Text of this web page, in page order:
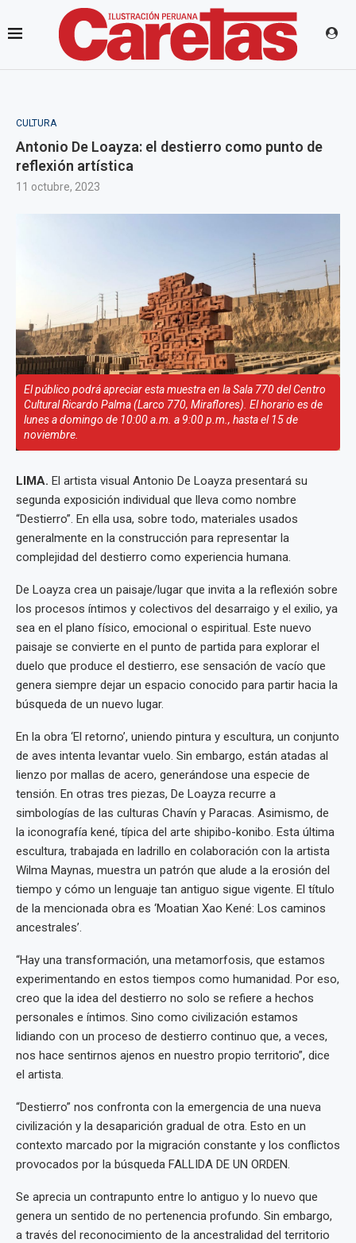
CULTURA
Antonio De Loayza: el destierro como punto de
reflexión artística
11 octubre, 2023
El público podrá apreciar esta muestra en la Sala 770 del Centro
Cultural Ricardo Palma (Larco 770, Miraflores). El horario es de
lunes a domingo de 10:00 a.m. a 9:00 p.m., hasta el 15 de
noviembre.
LIMA. El artista visual Antonio De Loayza presentará su
segunda exposición individual que lleva como nombre
“Destierro”. En ella usa, sobre todo, materiales usados
generalmente en la construcción para representar la
complejidad del destierro como experiencia humana.
De Loayza crea un paisaje/lugar que invita a la reflexión sobre
los procesos íntimos y colectivos del desarraigo y el exilio, ya
sea en el plano físico, emocional o espiritual. Este nuevo
paisaje se convierte en el punto de partida para explorar el
duelo que produce el destierro, ese sensación de vacío que
genera siempre dejar un espacio conocido para partir hacia la
búsqueda de un nuevo lugar.
En la obra ‘El retorno’, uniendo pintura y escultura, un conjunto
de aves intenta levantar vuelo. Sin embargo, están atadas al
lienzo por mallas de acero, generándose una especie de
tensión. En otras tres piezas, De Loayza recurre a
simbologías de las culturas Chavín y Paracas. Asimismo, de
la iconografía kené, típica del arte shipibo-konibo. Esta última
escultura, trabajada en ladrillo en colaboración con la artista
Wilma Maynas, muestra un patrón que alude a la erosión del
tiempo y cómo un lenguaje tan antiguo sigue vigente. El título
de la mencionada obra es ‘Moatian Xao Kené: Los caminos
ancestrales’.
“Hay una transformación, una metamorfosis, que estamos
experimentando en estos tiempos como humanidad. Por eso,
creo que la idea del destierro no solo se refiere a hechos
personales e íntimos. Sino como civilización estamos
lidiando con un proceso de destierro continuo que, a veces,
nos hace sentirnos ajenos en nuestro propio territorio”, dice
el artista.
“Destierro” nos confronta con la emergencia de una nueva
civilización y la desaparición gradual de otra. Esto en un
contexto marcado por la migración constante y los conflictos
provocados por la búsqueda FALLIDA DE UN ORDEN.
Se aprecia un contrapunto entre lo antiguo y lo nuevo que
genera un sentido de no pertenencia profundo. Sin embargo,
a través del reconocimiento de la ancestralidad del territorio